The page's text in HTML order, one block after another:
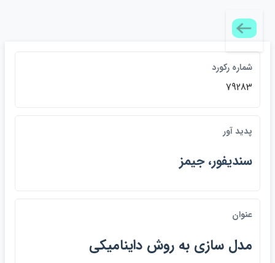
شماره ركورد
79283
پديد آور
سنديفور، جيمز
عنوان
مدل سازي به روش دايناميكي